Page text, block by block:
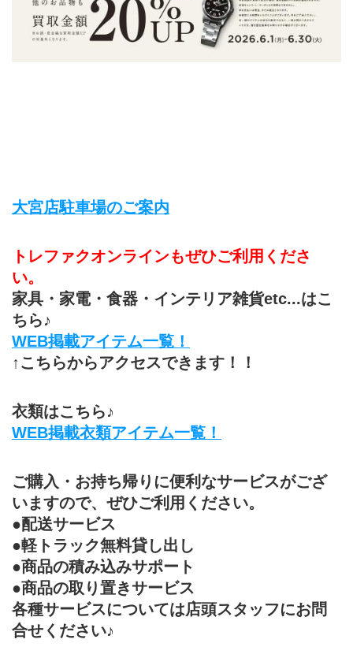
大宮店駐車場のご案内
トレファクオンラインもぜひご利用くださ
い。
家具・家電・食器・インテリア雑貨etc...はこ
ちら♪
WEB掲載アイテム一覧！
↑こちらからアクセスできます！！
衣類はこちら♪
WEB掲載衣類アイテム一覧！
ご購入・お持ち帰りに便利なサービスがござ
いますので、ぜひご利用ください。
●配送サービス
●軽トラック無料貸し出し
●商品の積み込みサポート
●商品の取り置きサービス
各種サービスについては店頭スタッフにお問
合せください♪